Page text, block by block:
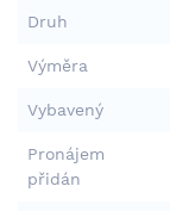
Druh
Výměra
Vybavený
Pronájem
přidán